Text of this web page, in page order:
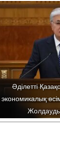
Әділетті
экономикалық